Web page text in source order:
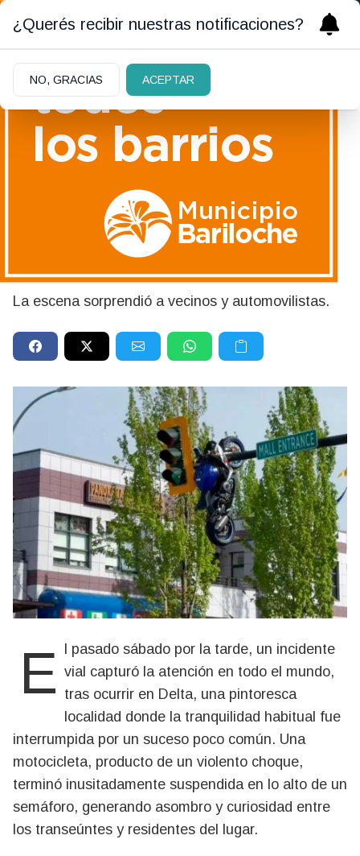
VIDEO: una moto chocó
contra un BMW y quedó
colgando de un semáforo
La escena sorprendió a vecinos y automovilistas.
El pasado sábado por la tarde, un incidente vial capturó la atención en todo el mundo,
tras ocurrir en Delta, una pintoresca
localidad donde la tranquilidad habitual fue
interrumpida por un suceso poco común. Una
motocicleta, producto de un violento choque,
terminó inusitadamente suspendida en lo alto de un
semáforo, generando asombro y curiosidad entre
los transeúntes y residentes del lugar.
¿Querés recibir nuestras notificaciones?
NO, GRACIAS ACEPTAR